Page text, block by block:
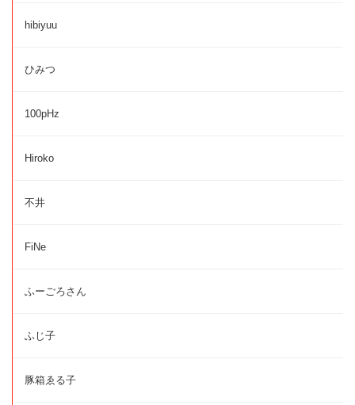
hibiyuu
ひみつ
100pHz
Hiroko
不井
FiNe
ふーごろさん
ふじ子
豚箱ゑる子